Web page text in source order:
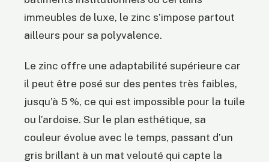
immeubles de luxe, le zinc s’impose partout
ailleurs pour sa polyvalence.
Le zinc offre une adaptabilité supérieure car
il peut être posé sur des pentes très faibles,
jusqu’à 5 %, ce qui est impossible pour la tuile
ou l’ardoise. Sur le plan esthétique, sa
couleur évolue avec le temps, passant d’un
gris brillant à un mat velouté qui capte la